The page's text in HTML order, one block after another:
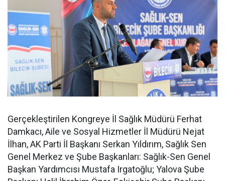
Gerçekleştirilen Kongreye İl Sağlık Müdürü Ferhat
Damkacı, Aile ve Sosyal Hizmetler İl Müdürü Nejat
İlhan, AK Parti İl Başkanı Serkan Yıldırım, Sağlık Sen
Genel Merkez ve Şube Başkanları: Sağlık-Sen Genel
Başkan Yardımcısı Mustafa Irgatoğlu; Yalova Şube